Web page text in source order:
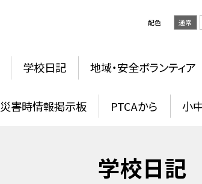
配色 通常
学校日記 地域・安全ボランティア
災害時情報掲示板 PTCAから 小
学校日記